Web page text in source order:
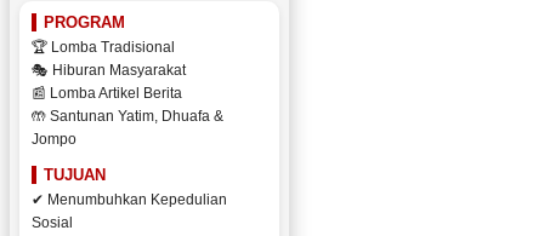
PROGRAM
🏆 Lomba Tradisional
🎭 Hiburan Masyarakat
📰 Lomba Artikel Berita
🤲 Santunan Yatim, Dhuafa &
Jompo
TUJUAN
✔ Menumbuhkan Kepedulian
Sosial